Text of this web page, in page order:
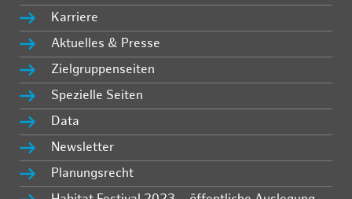
Karriere
Aktuelles & Presse
Zielgruppenseiten
Spezielle Seiten
Data
Newsletter
Planungsrecht